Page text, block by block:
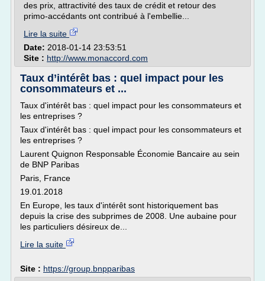
des prix, attractivité des taux de crédit et retour des
primo-accédants ont contribué à l'embellie...
Lire la suite
Date: 2018-01-14 23:53:51
Site : http://www.monaccord.com
Taux d’intérêt bas : quel impact pour les
consommateurs et ...
Taux d'intérêt bas : quel impact pour les consommateurs et
les entreprises ?
Taux d'intérêt bas : quel impact pour les consommateurs et
les entreprises ?
Laurent Quignon Responsable Économie Bancaire au sein
de BNP Paribas
Paris, France
19.01.2018
En Europe, les taux d'intérêt sont historiquement bas
depuis la crise des subprimes de 2008. Une aubaine pour
les particuliers désireux de...
Lire la suite
Site : https://group.bnpparibas